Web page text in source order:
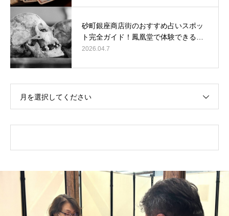
砂町銀座商店街のおすすめ占いスポッ
ト完全ガイド！鳳凰堂で体験できる…
2026.04.7
月を選択してください